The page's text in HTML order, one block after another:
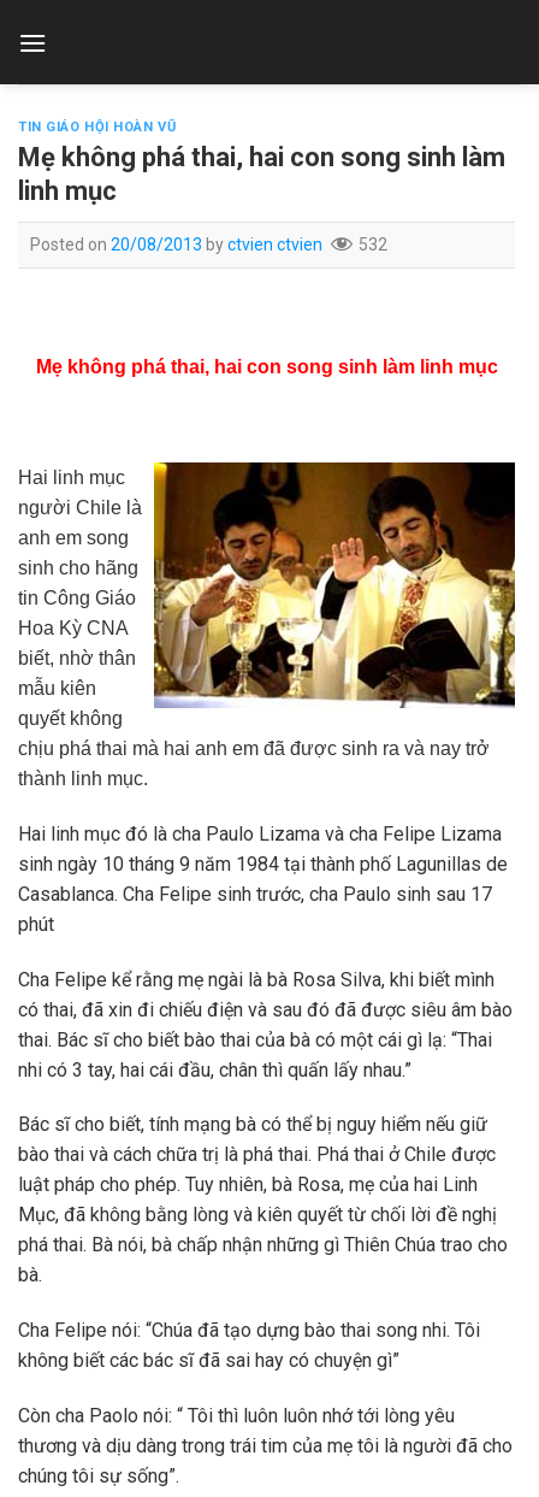
TIN GIÁO HỘI HOÀN VŨ
Mẹ không phá thai, hai con song sinh làm
linh mục
Posted on 20/08/2013 byctvien ctvien 532
Mẹ không phá thai, hai con song sinh làm linh mục
Hai linh mục
người Chile là
anh em song
sinh cho hãng
tin Công Giáo
Hoa Kỳ CNA
biết, nhờ thân
mẫu kiên
quyết không
chịu phá thai mà hai anh em đã được sinh ra và nay trở
thành linh mục.
Hai linh mục đó là cha Paulo Lizama và cha Felipe Lizama
sinh ngày 10 tháng 9 năm 1984 tại thành phố Lagunillas de
Casablanca. Cha Felipe sinh trước, cha Paulo sinh sau 17
phút
Cha Felipe kể rằng mẹ ngài là bà Rosa Silva, khi biết mình
có thai, đã xin đi chiếu điện và sau đó đã được siêu âm bào
thai. Bác sĩ cho biết bào thai của bà có một cái gì lạ: “Thai
nhi có 3 tay, hai cái đầu, chân thì quấn lấy nhau.”
Bác sĩ cho biết, tính mạng bà có thể bị nguy hiểm nếu giữ
bào thai và cách chữa trị là phá thai. Phá thai ở Chile được
luật pháp cho phép. Tuy nhiên, bà Rosa, mẹ của hai Linh
Mục, đã không bằng lòng và kiên quyết từ chối lời đề nghị
phá thai. Bà nói, bà chấp nhận những gì Thiên Chúa trao cho
bà.
Cha Felipe nói: “Chúa đã tạo dựng bào thai song nhi. Tôi
không biết các bác sĩ đã sai hay có chuyện gì”
Còn cha Paolo nói: “ Tôi thì luôn luôn nhớ tới lòng yêu
thương và dịu dàng trong trái tim của mẹ tôi là người đã cho
chúng tôi sự sống”.